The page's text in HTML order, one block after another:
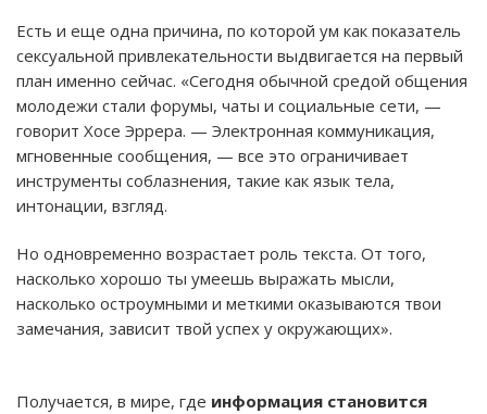
Есть и еще одна причина, по которой ум как показатель
сексуальной привлекательности выдвигается на первый
план именно сейчас. «Сегодня обычной средой общения
молодежи стали форумы, чаты и социальные сети, —
говорит Хосе Эррера. — Электронная коммуникация,
мгновенные сообщения, — все это ограничивает
инструменты соблазнения, такие как язык тела,
интонации, взгляд.
Но одновременно возрастает роль текста. От того,
насколько хорошо ты умеешь выражать мысли,
насколько остроумными и меткими оказываются твои
замечания, зависит твой успех у окружающих».
Получается, в мире, где информация становится